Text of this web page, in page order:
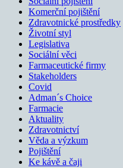
Komerční pojištění
Zdravotnické prostředky
Životní styl
Legislativa
Sociální věci
Farmaceutické firmy
Stakeholders
Covid
Adman´s Choice
Farmacie
Aktuality
Zdravotnictví
Věda a výzkum
Pojištění
Ke kávě a čaji